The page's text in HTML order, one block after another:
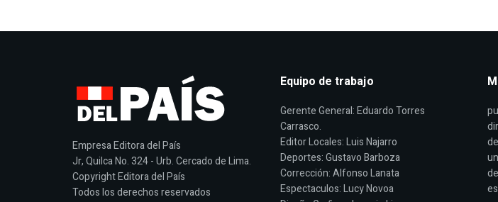
Empresa Editora del País
Jr, Quilca No. 324 - Urb. Cercado de Lima.
Copyright Editora del País
Todos los derechos reservados
Equipo de trabajo
Gerente General: Eduardo Torres
Carrasco.
Editor Locales: Luis Najarro
Deportes: Gustavo Barboza
Corrección: Alfonso Lanata
Espectaculos: Lucy Novoa